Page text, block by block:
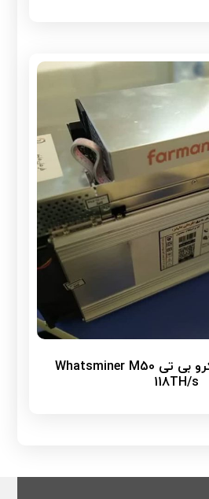
دستگاه ماینر میکرو بی تی Whatsminer M50
118TH/s